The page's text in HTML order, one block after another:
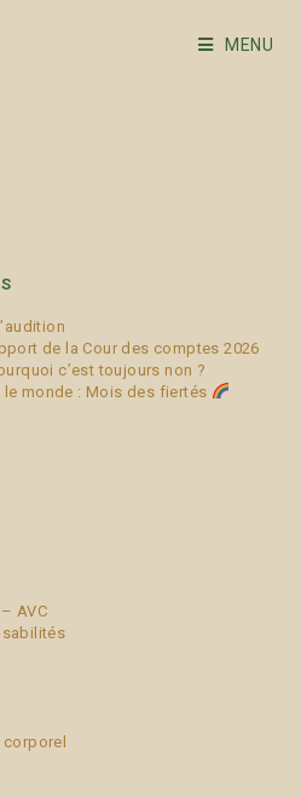
MENU
de la Cour des comptes 2026
c’est toujours non ?
le monde : Mois des fiertés
AVC